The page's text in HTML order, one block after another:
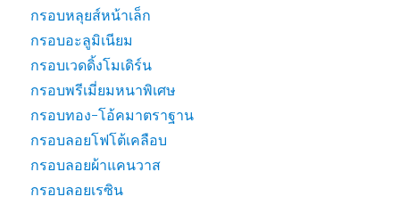
กรอบหลุยส์หน้าเล็ก
กรอบอะลูมิเนียม
กรอบเวดดิ้งโมเดิร์น
กรอบพรีเมี่ยมหนาพิเศษ
กรอบทอง-โอ้คมาตราฐาน
กรอบลอยโฟโต้เคลือบ
กรอบลอยผ้าแคนวาส
กรอบลอยเรซิน